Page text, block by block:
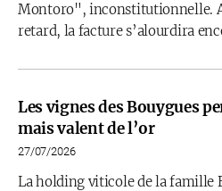
Montoro", inconstitutionnelle.
retard, la facture s’alourdira
Les vignes des Bouygues
mais valent de l’or
27/07/2026
La holding viticole de la famille